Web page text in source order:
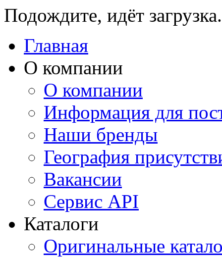
Подождите, идёт
Главная
О компании
О компании
Информация для
Наши бренды
География
Вакансии
Сервис API
Каталоги
Оригинальные